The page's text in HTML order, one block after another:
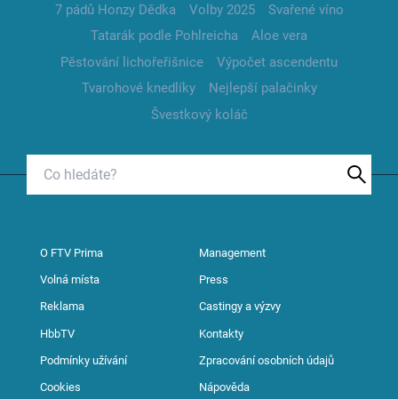
7 pádů Honzy Dědka
Volby 2025
Svařené víno
Tatarák podle Pohlreicha
Aloe vera
Pěstování lichořeřišnice
Výpočet ascendentu
Tvarohové knedlíky
Nejlepší palačinky
Švestkový koláč
O FTV Prima Management
Volná místa Press
Reklama Castingy a výzvy
HbbTV Kontakty
Podmínky užívání Zpracování osobních údajů
Cookies Nápověda